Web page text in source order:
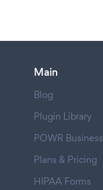
Main
Blog
Plugin Library
POWR Business
Plans & Pricing
HIPAA Forms